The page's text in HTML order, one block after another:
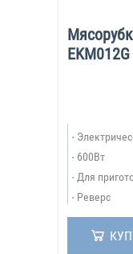
600Вт
Для
Реверс